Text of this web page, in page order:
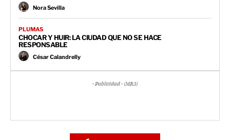
Nora Sevilla
PLUMAS
CHOCAR Y HUIR: LA CIUDAD QUE NO SE HACE
RESPONSABLE
César Calandrelly
- Publicidad - (MR3)